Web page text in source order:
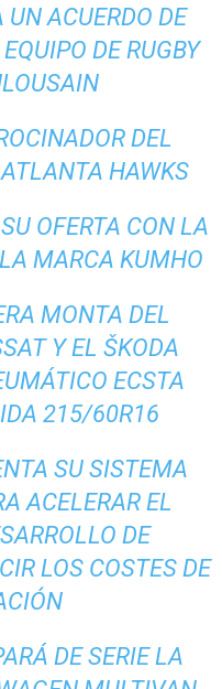
ACUERDO DE
DE RUGBY
DEL
HAWKS
SU OFERTA CON LA
MARCA KUMHO
MONTA DEL
Y EL ŠKODA
ECSTA
215/60R16
SU SISTEMA
ACELERAR EL
DE
LOS COSTES DE
DE SERIE LA